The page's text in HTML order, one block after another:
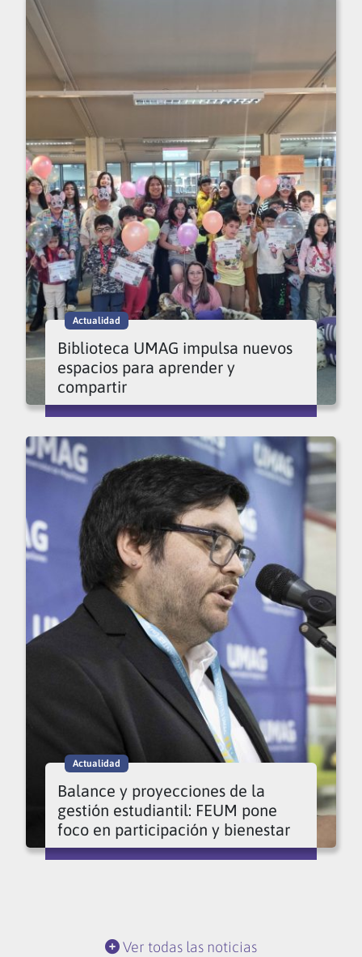
Actualidad
Biblioteca UMAG impulsa nuevos
espacios para aprender y
compartir
Actualidad
Balance y proyecciones de la
gestión estudiantil: FEUM pone
foco en participación y bienestar
Ver todas las noticias